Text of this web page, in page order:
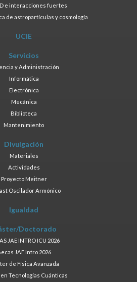
e interacciones fuertes
de astropartículas y cosmología
UCIE
Servicios
y Administración
Informática
Electrónica
Mecánica
Biblioteca
Mantenimiento
Divulgación
Materiales
Actividades
Proyecto Meitner
Oscilador Armónico
Igualdad
Doctorado
JAE INTRO ICU 2026
JAE Intro 2026
de Física Avanzada
Tecnologías Cuánticas